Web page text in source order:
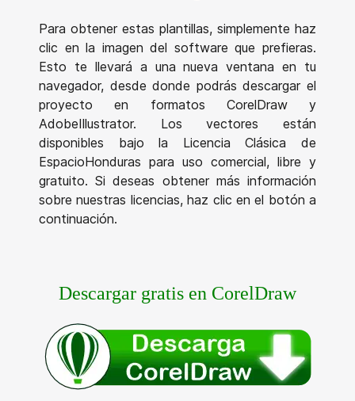
Para obtener estas plantillas, simplemente haz
clic en la imagen del software que prefieras.
Esto te llevará a una nueva ventana en tu
navegador, desde donde podrás descargar el
proyecto en formatos CorelDraw y
AdobeIllustrator. Los vectores están
disponibles bajo la Licencia Clásica de
EspacioHonduras para uso comercial, libre y
gratuito. Si deseas obtener más información
sobre nuestras licencias, haz clic en el botón a
continuación.
Descargar gratis en CorelDraw